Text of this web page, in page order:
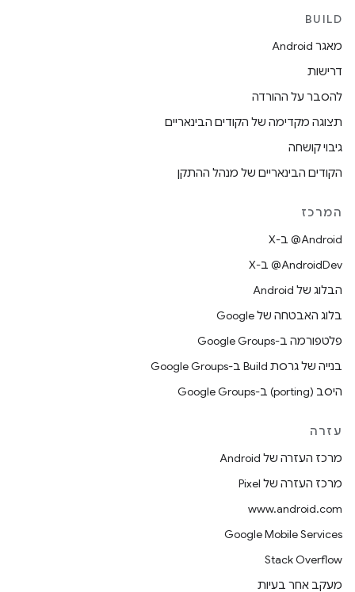
BUILD
מאגר Android
דרישות
להסבר על ההורדה
תצוגה מקדימה של הקודים הבינאריים
גיבוי קושחה
הקודים הבינאריים של מנהל ההתקן
המרכז
‫‎@Android ב-X
‫‎@AndroidDev ב-X
הבלוג של Android
בלוג האבטחה של Google
פלטפורמה ב-Google Groups
בנייה של גרסת Build ב-Google Groups
היסב (porting) ב-Google Groups
עזרה
מרכז העזרה של Android
מרכז העזרה של Pixel
www.android.com
Google Mobile Services
Stack Overflow
מעקב אחר בעיות